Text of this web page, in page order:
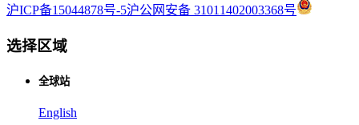
沪ICP备15044878号-5沪公网安备 31011402003368号
选择区域
全球站
English